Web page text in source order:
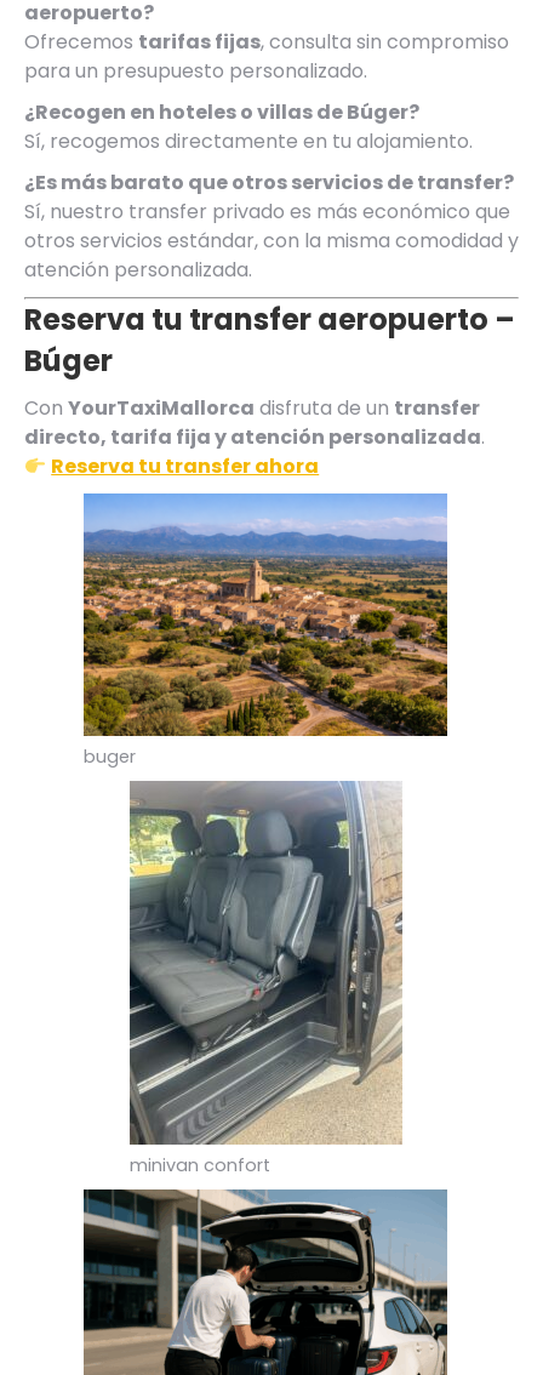
aeropuerto?
Ofrecemos tarifas fijas, consulta sin compromiso
para un presupuesto personalizado.
¿Recogen en hoteles o villas de Búger?
Sí, recogemos directamente en tu alojamiento.
¿Es más barato que otros servicios de transfer?
Sí, nuestro transfer privado es más económico que
otros servicios estándar, con la misma comodidad y
atención personalizada.
Reserva tu transfer aeropuerto –
Búger
Con YourTaxiMallorca disfruta de un transfer
directo, tarifa fija y atención personalizada.
Reserva tu transfer ahora
buger
minivan confort